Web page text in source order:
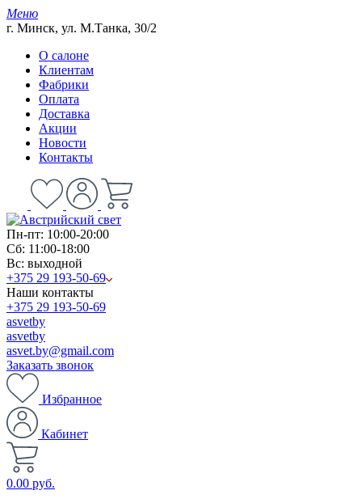
Меню
г. Минск, ул. М.Танка, 30/2
О салоне
Клиентам
Фабрики
Оплата
Доставка
Акции
Новости
Контакты
Пн-пт: 10:00-20:00
Сб: 11:00-18:00
Вс: выходной
+375 29 193-50-69
Наши контакты
+375 29 193-50-69
asvetby
asvetby
asvet.by@gmail.com
Заказать звонок
Избранное
Кабинет
0.00 руб.